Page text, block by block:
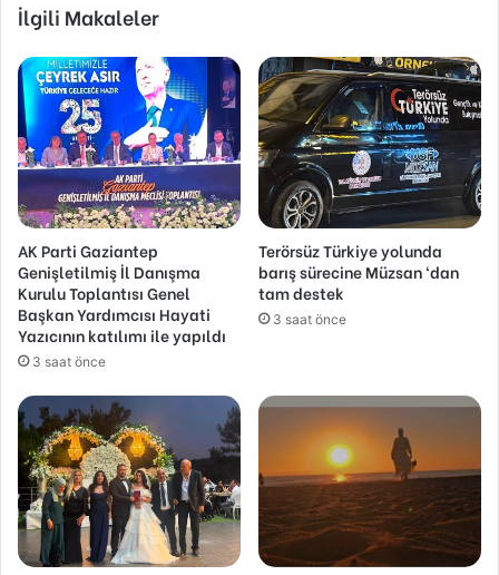
İlgili Makaleler
AK Parti Gaziantep
Genişletilmiş İl Danışma
Kurulu Toplantısı Genel
Başkan Yardımcısı Hayati
Yazıcının katılımı ile yapıldı
3 saat önce
Terörsüz Türkiye yolunda
barış sürecine Müzsan ‘dan
tam destek
3 saat önce